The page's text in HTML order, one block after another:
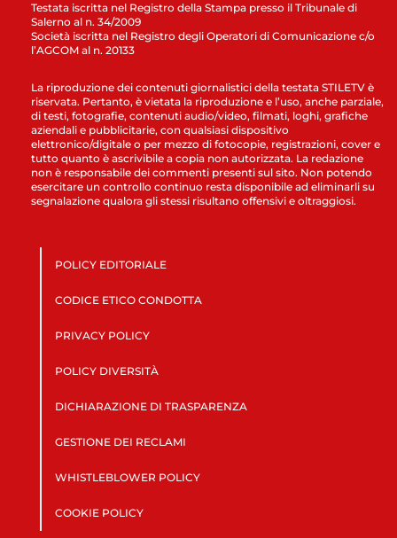
Testata iscritta nel Registro della Stampa presso il Tribunale di
Salerno al n. 34/2009
Società iscritta nel Registro degli Operatori di Comunicazione c/o
l’AGCOM al n. 20133
La riproduzione dei contenuti giornalistici della testata STILETV è
riservata. Pertanto, è vietata la riproduzione e l’uso, anche parziale,
di testi, fotografie, contenuti audio/video, filmati, loghi, grafiche
aziendali e pubblicitarie, con qualsiasi dispositivo
elettronico/digitale o per mezzo di fotocopie, registrazioni, cover e
tutto quanto è ascrivibile a copia non autorizzata. La redazione
non è responsabile dei commenti presenti sul sito. Non potendo
esercitare un controllo continuo resta disponibile ad eliminarli su
segnalazione qualora gli stessi risultano offensivi e oltraggiosi.
POLICY EDITORIALE
CODICE ETICO CONDOTTA
PRIVACY POLICY
POLICY DIVERSITÀ
DICHIARAZIONE DI TRASPARENZA
GESTIONE DEI RECLAMI
WHISTLEBLOWER POLICY
COOKIE POLICY